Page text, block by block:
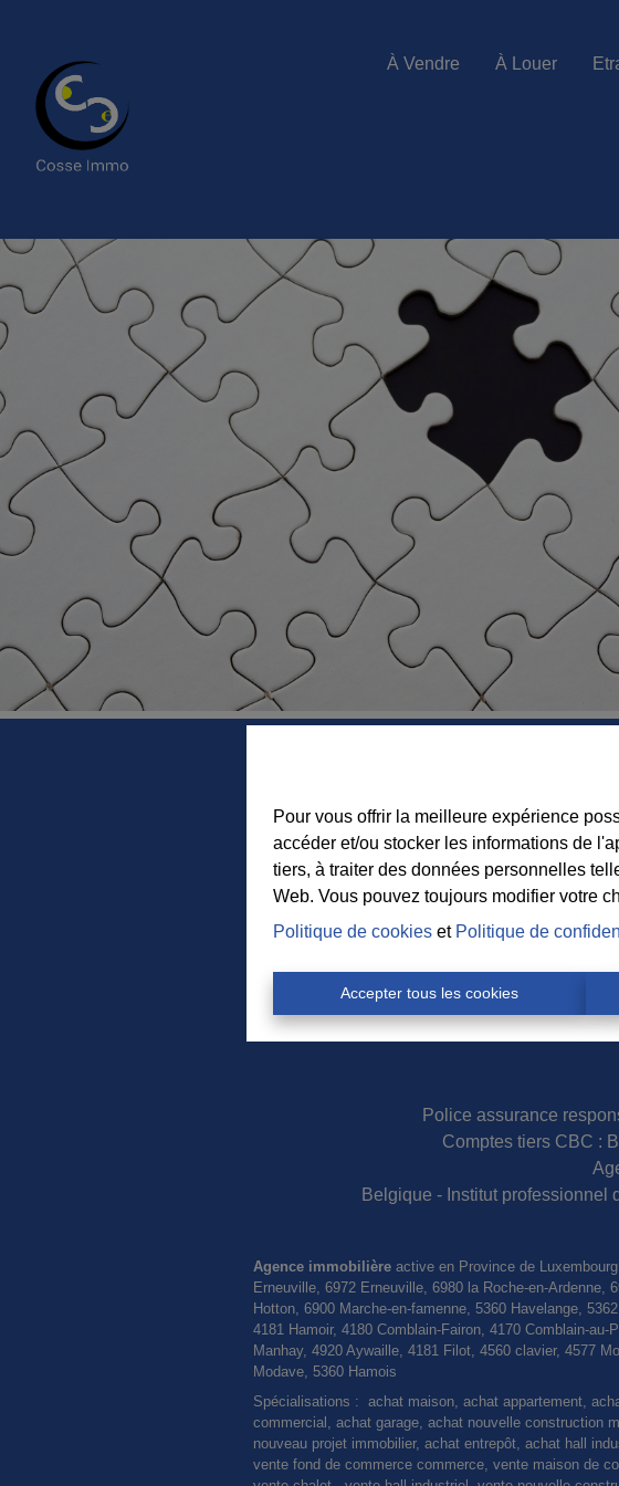
Pour vous offrir la meilleure expérience
accéder et/ou stocker les informations de
tiers, à traiter des données personnelles
Web. Vous pouvez toujours modifier votre
Politique de cookies et Politique de
Accepter tous les cookies
À Vendre À Louer
Police assurance
Comptes tiers CBC :
Belgique - Institut professionnel
Agence immobilière active en Province de
Erneuville, 6972 Erneuville, 6980 la Roche-en-Ardenne,
Hotton, 6900 Marche-en-famenne, 5360 Havelange,
4181 Hamoir, 4180 Comblain-Fairon, 4170 Comblain-
Manhay, 4920 Aywaille, 4181 Filot, 4560 clavier, 4577
Modave, 5360 Hamois
Spécialisations : achat maison, achat appartement,
commercial, achat garage, achat nouvelle construction
nouveau projet immobilier, achat entrepôt, achat hall
vente fond de commerce commerce, vente maison de